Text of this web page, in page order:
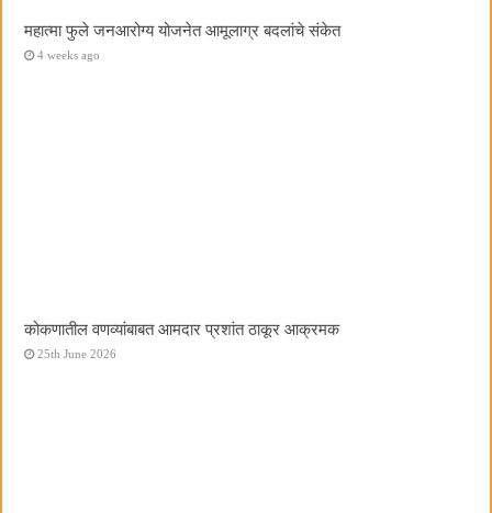
महात्मा फुले जनआरोग्य योजनेत आमूलाग्र बदलांचे संकेत
4 weeks ago
कोकणातील वणव्यांबाबत आमदार प्रशांत ठाकूर आक्रमक
25th June 2026